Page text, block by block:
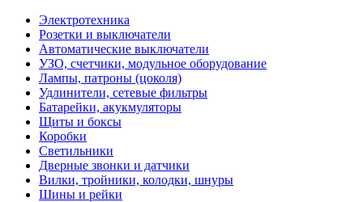
Электротехника
Розетки и выключатели
Автоматические выключатели
УЗО, счетчики, модульное оборудование
Лампы, патроны (цоколя)
Удлинители, сетевые фильтры
Батарейки, акукмуляторы
Щиты и боксы
Коробки
Светильники
Дверные звонки и датчики
Вилки, тройники, колодки, шнуры
Шины и рейки